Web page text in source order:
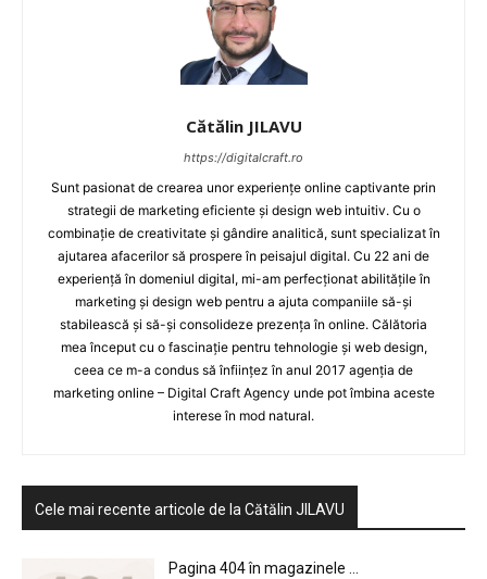
Cătălin JILAVU
https://digitalcraft.ro
Sunt pasionat de crearea unor experiențe online captivante prin
strategii de marketing eficiente și design web intuitiv. Cu o
combinație de creativitate și gândire analitică, sunt specializat în
ajutarea afacerilor să prospere în peisajul digital. Cu 22 ani de
experiență în domeniul digital, mi-am perfecționat abilitățile în
marketing și design web pentru a ajuta companiile să-și
stabilească și să-și consolideze prezența în online. Călătoria
mea început cu o fascinație pentru tehnologie și web design,
ceea ce m-a condus să înființez în anul 2017 agenția de
marketing online – Digital Craft Agency unde pot îmbina aceste
interese în mod natural.
Cele mai recente articole de la Cătălin JILAVU
Pagina 404 în magazinele ...